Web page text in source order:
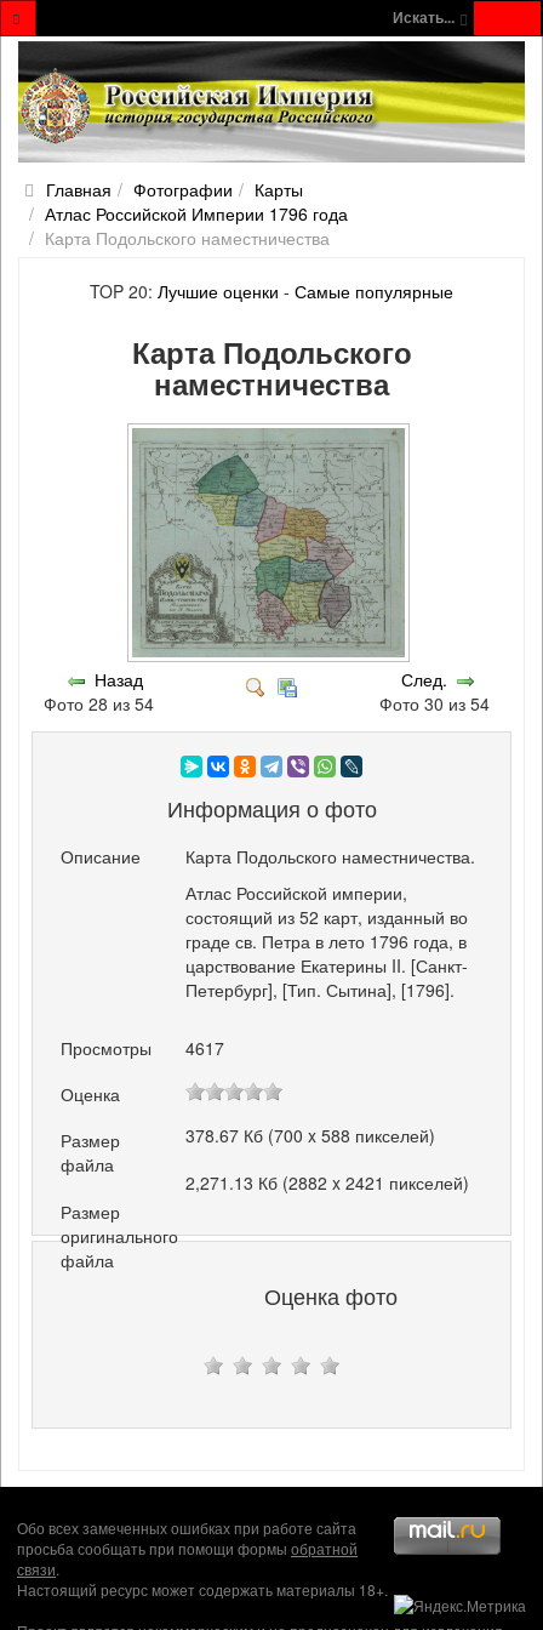
Искать...
Главная Фотографии
Карты
Атлас Российской Империи 1796 года
Карта Подольского наместничества
TOP 20: Лучшие оценки - Самые популярные
Карта Подольского
наместничества
Назад
Фото 28 из 54
След.
Фото 30 из 54
Информация о фото
Описание
Карта Подольского наместничества.
Атлас Российской империи,
состоящий из 52 карт, изданный во
граде св. Петра в лето 1796 года, в
царствование Екатерины II. [Санкт-
Петербург], [Тип. Сытина], [1796].
Просмотры
4617
Оценка
Размер
файла
378.67 Кб (700 x 588 пикселей)
Размер
оригинального
файла
2,271.13 Кб (2882 x 2421 пикселей)
Оценка фото
Обо всех замеченных ошибках при работе сайта
просьба сообщать при помощи формы обратной
связи.
Настоящий ресурс может содержать материалы 18+.